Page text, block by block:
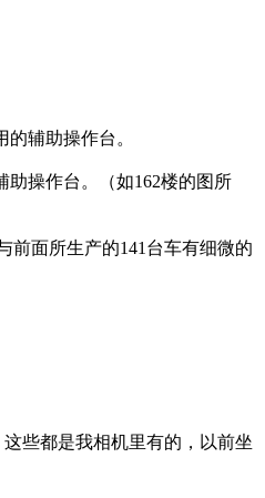
辅助操作台。
助操作台。（如162楼的图所
前面所生产的141台车有细微的
这些都是我相机里有的，以前坐